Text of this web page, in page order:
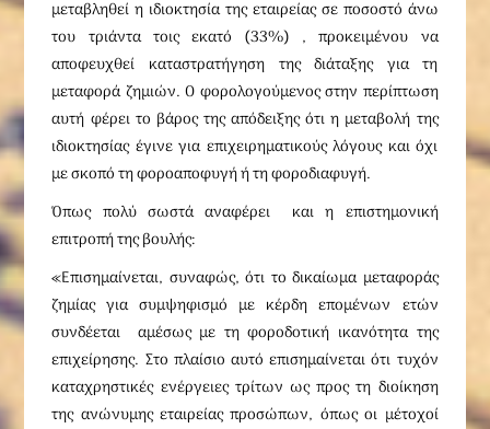
μεταβληθεί η ιδιοκτησία της εταιρείας σε ποσοστό άνω
του τριάντα τοις εκατό (33%) , προκειμένου να
αποφευχθεί καταστρατήγηση της διάταξης για τη
μεταφορά ζημιών. Ο φορολογούμενος στην περίπτωση
αυτή φέρει το βάρος της απόδειξης ότι η μεταβολή της
ιδιοκτησίας έγινε για επιχειρηματικούς λόγους και όχι
με σκοπό τη φοροαποφυγή ή τη φοροδιαφυγή.
Όπως πολύ σωστά αναφέρει και η επιστημονική
επιτροπή της βουλής:
«Επισημαίνεται, συναφώς, ότι το δικαίωμα μεταφοράς
ζημίας για συμψηφισμό με κέρδη επομένων ετών
συνδέεται αμέσως με τη φοροδοτική ικανότητα της
επιχείρησης. Στο πλαίσιο αυτό επισημαίνεται ότι τυχόν
καταχρηστικές ενέργειες τρίτων ως προς τη διοίκηση
της ανώνυμης εταιρείας προσώπων, όπως οι μέτοχοί